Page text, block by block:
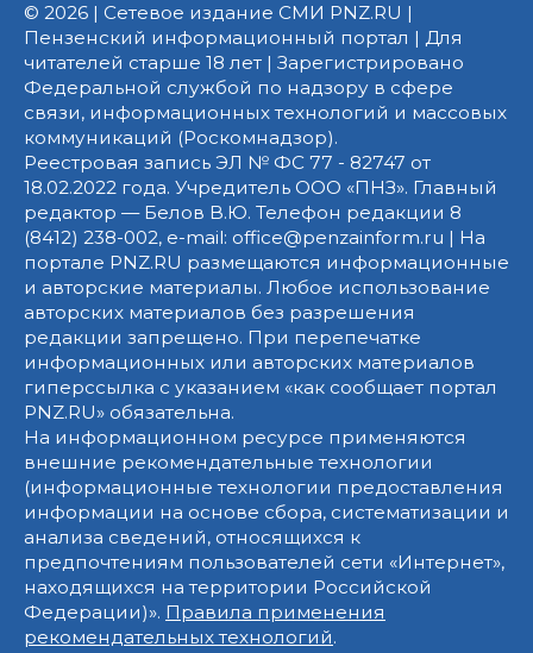
© 2026 | Сетевое издание СМИ PNZ.RU |
Пензенский информационный портал | Для
читателей старше 18 лет | Зарегистрировано
Федеральной службой по надзору в сфере
связи, информационных технологий и массовых
коммуникаций (Роскомнадзор).
Реестровая запись ЭЛ № ФС 77 - 82747 от
18.02.2022 года. Учредитель ООО «ПНЗ». Главный
редактор — Белов В.Ю. Телефон редакции 8
(8412) 238-002, e-mail: office@penzainform.ru | На
портале PNZ.RU размещаются информационные
и авторские материалы. Любое использование
авторских материалов без разрешения
редакции запрещено. При перепечатке
информационных или авторских материалов
гиперссылка с указанием «как сообщает портал
PNZ.RU» обязательна.
На информационном ресурсе применяются
внешние рекомендательные технологии
(информационные технологии предоставления
информации на основе сбора, систематизации и
анализа сведений, относящихся к
предпочтениям пользователей сети «Интернет»,
находящихся на территории Российской
Федерации)». Правила применения
рекомендательных технологий.